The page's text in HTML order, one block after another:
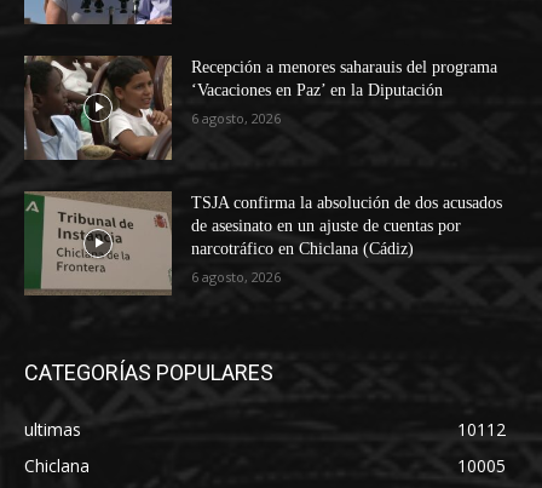
Recepción a menores saharauis del programa
‘Vacaciones en Paz’ en la Diputación
6 agosto, 2026
TSJA confirma la absolución de dos acusados
de asesinato en un ajuste de cuentas por
narcotráfico en Chiclana (Cádiz)
6 agosto, 2026
CATEGORÍAS POPULARES
ultimas
10112
Chiclana
10005